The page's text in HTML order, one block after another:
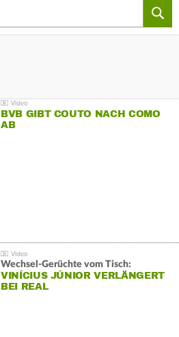
BVB GIBT COUTO NACH COMO
AB
Wechsel-Gerüchte vom Tisch:
VINÍCIUS JÚNIOR VERLÄNGERT
BEI REAL